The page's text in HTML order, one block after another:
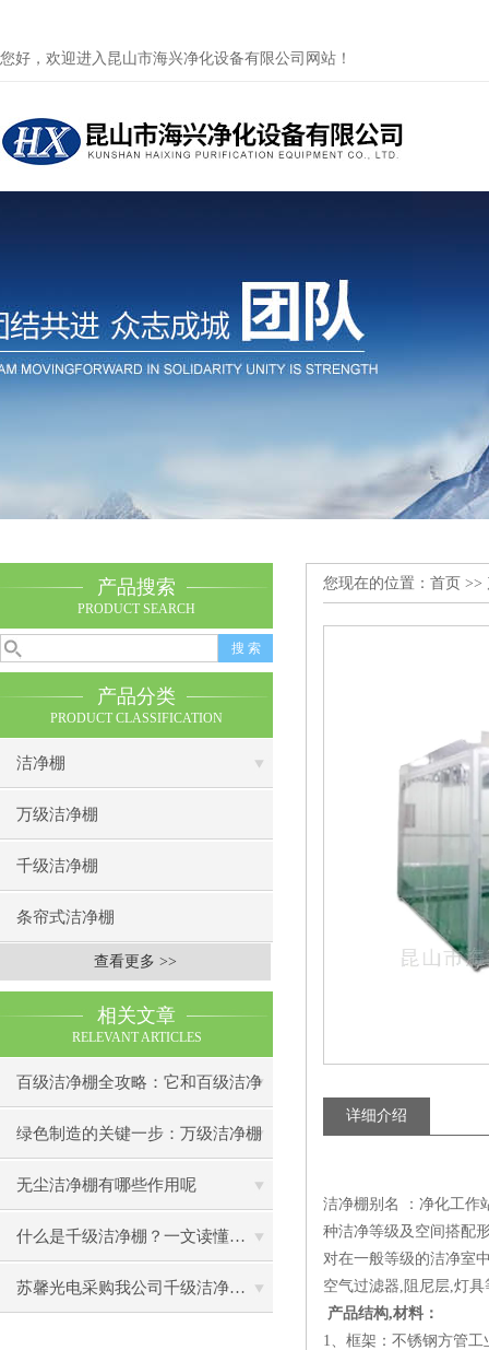
您好，欢迎进入昆山市海兴净化设备有限公司网站！
产品搜索
PRODUCT SEARCH
产品分类
PRODUCT CLASSIFICATION
洁净棚
万级洁净棚
千级洁净棚
条帘式洁净棚
查看更多 >>
相关文章
RELEVANT ARTICLES
百级洁净棚全攻略：它和百级洁净
室到底有什么区别？
绿色制造的关键一步：万级洁净棚
助力环保型半导体产业发展
无尘洁净棚有哪些作用呢
什么是千级洁净棚？一文读懂其结构特点与局部净化优势
苏馨光电采购我公司千级洁净棚普通工作台一批（7月07日）已顺利交货
您现在的位置： 首页 >>
详细介绍
洁净棚别名 ：净化工作
种洁净等级及空间搭配
对在一般等级的洁净室
空气过滤器,阻尼层,灯
产品结构,材料：
1、框架：不锈钢方管